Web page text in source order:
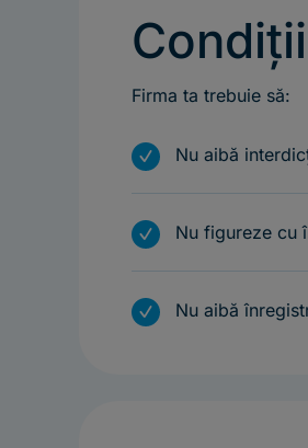
Firma ta trebuie să:
m Nu aibă
m Nu figureze cu
m Nu aibă